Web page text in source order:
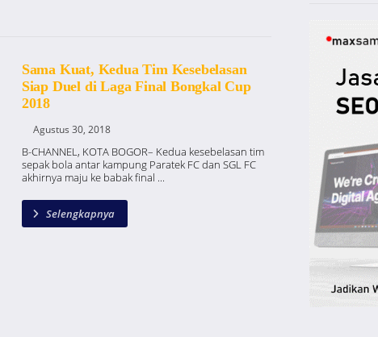
Sama Kuat, Kedua Tim Kesebelasan
Siap Duel di Laga Final Bongkal Cup
2018
Agustus 30, 2018
B-CHANNEL, KOTA BOGOR– Kedua kesebelasan tim
sepak bola antar kampung Paratek FC dan SGL FC
akhirnya maju ke babak final ...
Selengkapnya